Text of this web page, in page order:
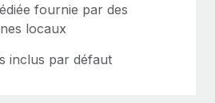
fournie par des
locaux
inclus par défaut